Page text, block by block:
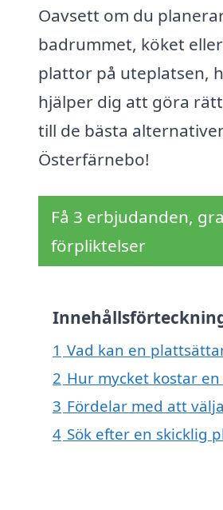
Oavsett om du
badrummet, köket
plattor på uteplatsen,
hjälper dig att göra
till de bästa
Österfärnebo!
Få 3 erbjudanden,
förpliktelser
1 Vad kan en
2 Hur mycket kostar
3 Fördelar med att
4 Sök efter en skicklig